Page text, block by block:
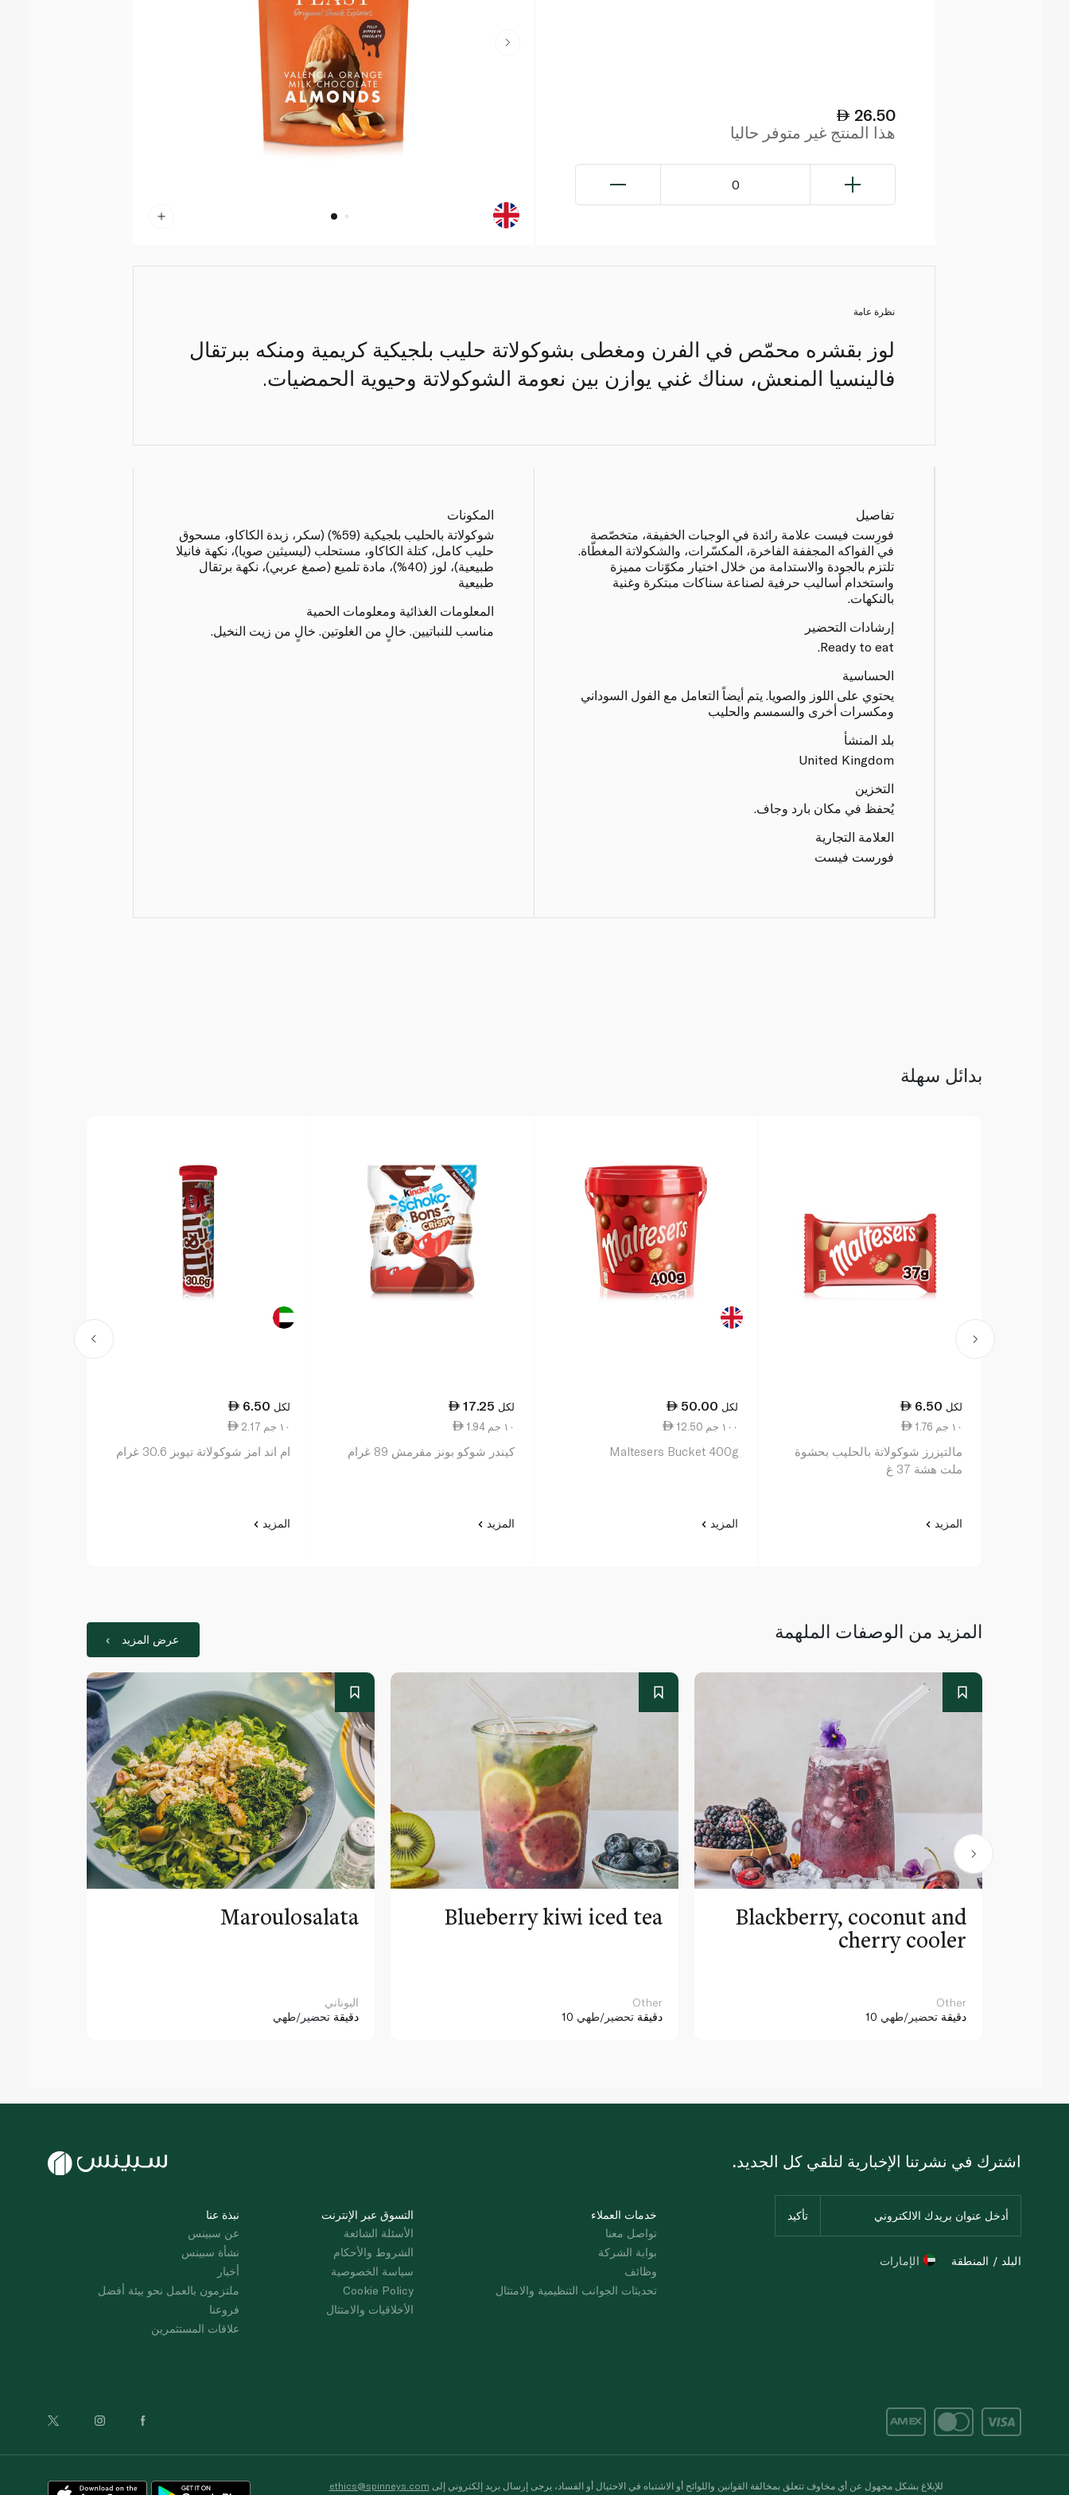
26.50
هذا المنتج غير متوفر حاليا
0
نظرة عامة
لوز بقشره محمّص في الفرن ومغطى بشوكولاتة حليب بلجيكية كريمية ومنكه ببرتقال
فالينسيا المنعش، سناك غني يوازن بين نعومة الشوكولاتة وحيوية الحمضيات.
تفاصيل
فورِست فيست علامة رائدة في الوجبات الخفيفة، متخصّصة
في الفواكه المجففة الفاخرة، المكسّرات، والشكولاتة المغطّاة.
تلتزم بالجودة والاستدامة من خلال اختيار مكوّنات مميزة
واستخدام أساليب حرفية لصناعة سناكات مبتكرة وغنية
بالنكهات.
إرشادات التحضير
Ready to eat.
الحساسية
يحتوي على اللوز والصويا. يتم أيضاً التعامل مع الفول السوداني
ومكسرات أخرى والسمسم والحليب
بلد المنشأ
United Kingdom
التخزين
يُحفظ في مكان بارد وجاف.
العلامة التجارية
فورست فيست
المكونات
شوكولاتة بالحليب بلجيكية (59%) (سكر، زبدة الكاكاو، مسحوق
حليب كامل، كتلة الكاكاو، مستحلب (ليسيثين صويا)، نكهة فانيلا
طبيعية)، لوز (40%)، مادة تلميع (صمغ عربي)، نكهة برتقال
طبيعية
المعلومات الغذائية ومعلومات الحمية
مناسب للنباتيين. خالٍ من الغلوتين. خالٍ من زيت النخيل.
بدائل سهلة
6.50 لكل
1.76 ١٠ جم
مالتيزرز شوكولاتة بالحليب بحشوة
ملت هشة 37 غ
المزيد
50.00 لكل
12.50 ١٠٠ جم
Maltesers Bucket 400g
المزيد
17.25 لكل
1.94 ١٠ جم
كيندر شوكو بونز مقرمش 89 غرام
المزيد
6.50 لكل
2.17 ١٠ جم
ام اند امز شوكولاتة تيوبز 30.6 غرام
المزيد
المزيد من الوصفات الملهمة عرض المزيد
Maroulosalata
اليوناني
دقيقة تحضير/طهي
Blueberry kiwi iced tea
Other
10 دقيقة تحضير/طهي
Blackberry, coconut and
cherry cooler
Other
10 دقيقة تحضير/طهي
نبذة عنا
عن سبينس
نشأة سبينس
أخبار
ملتزمون بالعمل نحو بيئة أفضل
فروعنا
علاقات المستثمرين
التسوق عبر الإنترنت
الأسئلة الشائعة
الشروط والأحكام
سياسة الخصوصية
Cookie Policy
الأخلاقيات والامتثال
خدمات العملاء
تواصل معنا
بوابة الشركة
وظائف
تحديثات الجوانب التنظيمية والامتثال
اشترك في نشرتنا الإخبارية لتلقي كل الجديد.
البلد / المنطقة الإمارات
للإبلاغ بشكل مجهول عن أي مخاوف تتعلق بمخالفة القوانين واللوائح أو الاشتباه في الاحتيال أو الفساد، يرجى إرسال بريد إلكتروني إلى ethics@spinneys.com